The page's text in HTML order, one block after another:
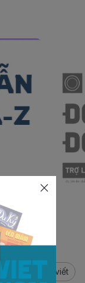
Tất cả bài viết